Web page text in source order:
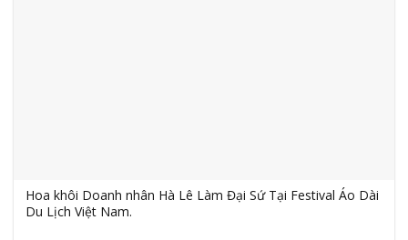
Hoa khôi Doanh nhân Hà Lê Làm Đại Sứ Tại Festival Áo Dài
Du Lịch Việt Nam.